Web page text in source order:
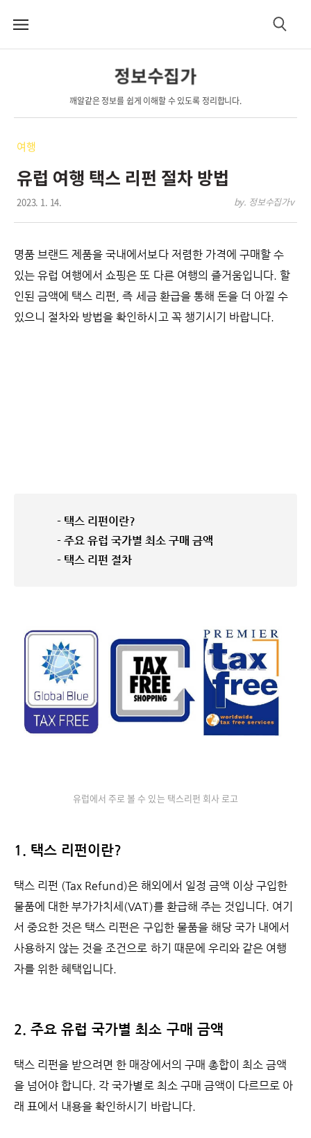
메
검
정보수집가
깨알같은 정보를 쉽게 이해할 수 있도록 정리합니다.
여행
유럽 여행 택스 리펀 절차 방법
2023. 1. 14. by. 정보수집가v
명품 브랜드 제품을 국내에서보다 저렴한 가격에 구매할 수
있는 유럽 여행에서 쇼핑은 또 다른 여행의 즐거움입니다. 할
인된 금액에 택스 리펀, 즉 세금 환급을 통해 돈을 더 아낄 수
있으니 절차와 방법을 확인하시고 꼭 챙기시기 바랍니다.
- 택스 리펀이란?
- 주요 유럽 국가별 최소 구매 금액
- 택스 리펀 절차
유럽에서 주로 볼 수 있는 택스리펀 회사 로고
1. 택스 리펀이란?
택스 리펀 (Tax Refund)은 해외에서 일정 금액 이상 구입한
물품에 대한 부가가치세(VAT)를 환급해 주는 것입니다. 여기
서 중요한 것은 택스 리펀은 구입한 물품을 해당 국가 내에서
사용하지 않는 것을 조건으로 하기 때문에 우리와 같은 여행
자를 위한 혜택입니다.
2. 주요 유럽 국가별 최소 구매 금액
택스 리펀을 받으려면 한 매장에서의 구매 총합이 최소 금액
을 넘어야 합니다. 각 국가별로 최소 구매 금액이 다르므로 아
래 표에서 내용을 확인하시기 바랍니다.